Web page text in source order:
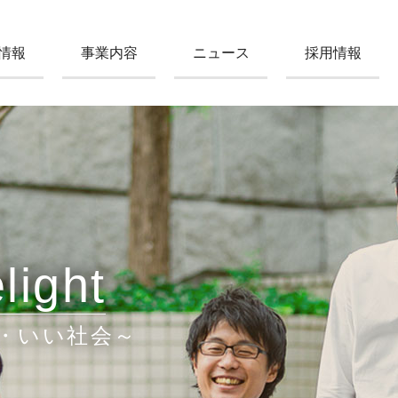
報 事業内容 ニュース 採用情報
いい社会～